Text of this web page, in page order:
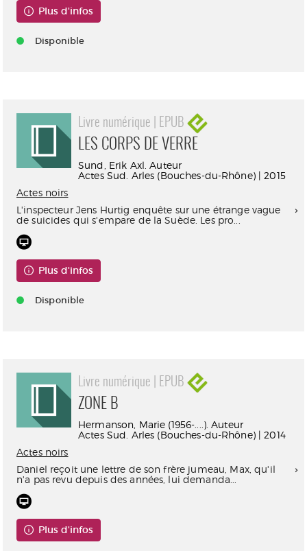
Plus d'infos
Disponible
Livre numérique | EPUB
LES CORPS DE VERRE
Sund, Erik Axl. Auteur
Actes Sud. Arles (Bouches-du-Rhône) | 2015
Actes noirs
L'inspecteur Jens Hurtig enquête sur une étrange vague
de suicides qui s'empare de la Suède. Les pro...
Plus d'infos
Disponible
Livre numérique | EPUB
ZONE B
Hermanson, Marie (1956-....). Auteur
Actes Sud. Arles (Bouches-du-Rhône) | 2014
Actes noirs
Daniel reçoit une lettre de son frère jumeau, Max, qu'il
n'a pas revu depuis des années, lui demanda...
Plus d'infos